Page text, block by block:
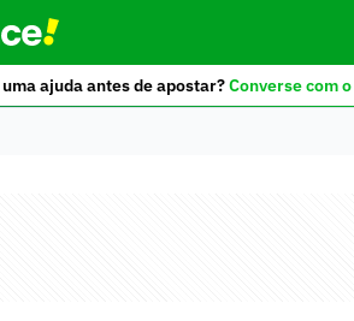
ajuda antes de apostar?Converse com